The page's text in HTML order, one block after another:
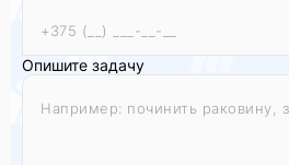
Опишите задачу